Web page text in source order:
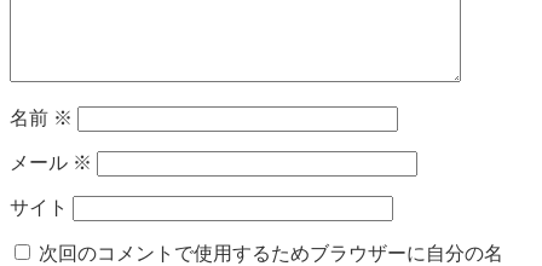
名前 ※
メール ※
サイト
次回のコメントで使用するためブラウザーに自分の名